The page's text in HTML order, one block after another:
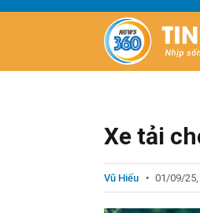
Xe tải
Vũ Hiếu 01/09/25,